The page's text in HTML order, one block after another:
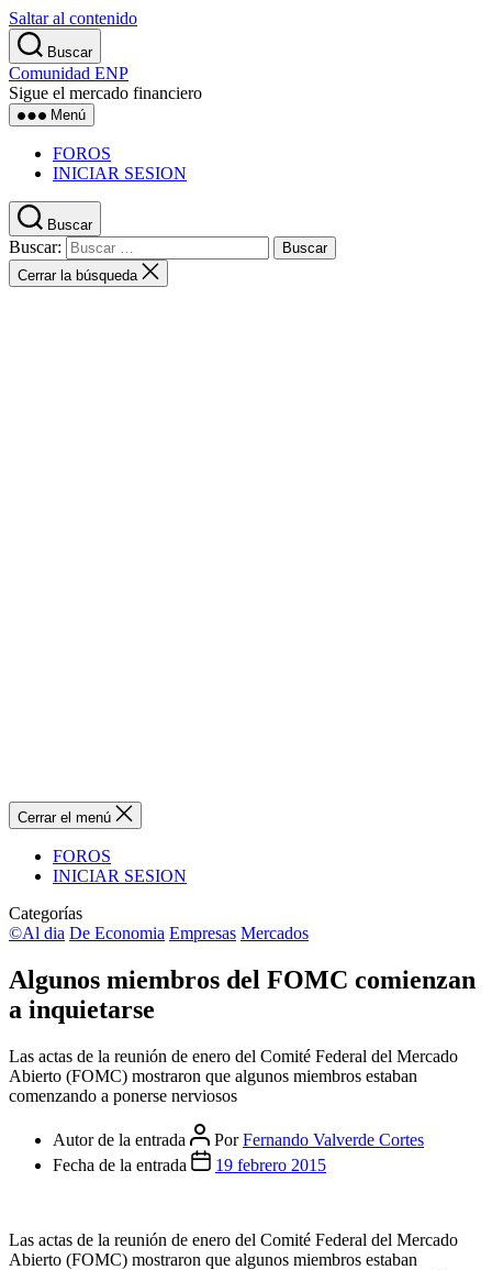
Saltar al contenido
Buscar
Comunidad ENP
Sigue el mercado financiero
Menú
FOROS
INICIAR SESION
Buscar
Buscar:
Cerrar la búsqueda
Cerrar el menú
FOROS
INICIAR SESION
Categorías
©Al dia De Economia Empresas Mercados
Algunos miembros del FOMC comienzan
a inquietarse
Las actas de la reunión de enero del Comité Federal del Mercado
Abierto (FOMC) mostraron que algunos miembros estaban
comenzando a ponerse nerviosos
Autor de la entrada PorFernando Valverde Cortes
Fecha de la entrada
19 febrero 2015
Las actas de la reunión de enero del Comité Federal del Mercado
Abierto (FOMC) mostraron que algunos miembros estaban